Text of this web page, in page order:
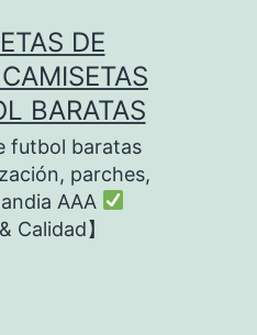
DE
BARATAS
futbol baratas
parches,
AAA
Calidad】